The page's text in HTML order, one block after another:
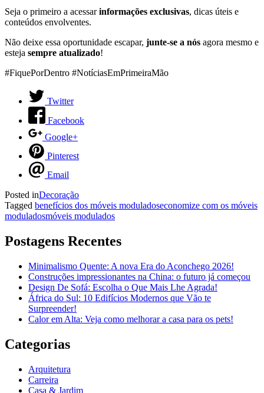
Seja o primeiro a acessarinformações exclusivas, dicas úteis e
conteúdos envolventes.
Não deixe essa oportunidade escapar, junte-se a nós agora mesmo e
esteja sempre atualizado!
#FiquePorDentro #NotíciasEmPrimeiraMão
Twitter
Facebook
Google+
Pinterest
Email
Posted inDecoração
Tagged benefícios dos móveis moduladoseconomize com os móveis
moduladosmóveis modulados
Postagens Recentes
Minimalismo Quente: A nova Era do Aconchego 2026!
Construções impressionantes na China: o futuro já começou
Design De Sofá: Escolha o Que Mais Lhe Agrada!
África do Sul: 10 Edifícios Modernos que Vão te
Surpreender!
Calor em Alta: Veja como melhorar a casa para os pets!
Categorias
Arquitetura
Carreira
Casa & Jardim